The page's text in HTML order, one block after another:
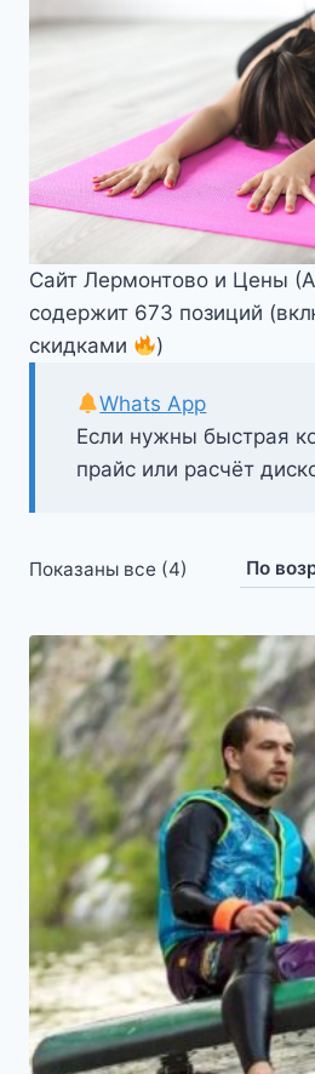
Сайт Лермонтово и Цены
содержит 673 позиций
скидками
)
Если нужны быстрая
прайс или расчёт
Whats App
Показаны все (4)
возрастанию